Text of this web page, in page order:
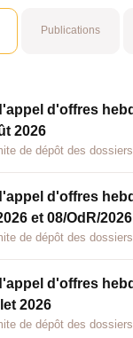
Publications
d'offres
2026
de dépôt des
d'offres
et 08/OdR/
de dépôt des
d'offres
2026
de dépôt des